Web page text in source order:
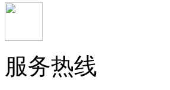
服务热线